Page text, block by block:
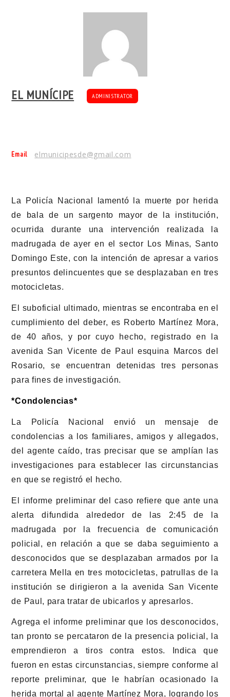
EL MUNÍCIPE ADMINISTRATOR
Email elmunicipesde@gmail.com
La Policía Nacional lamentó la muerte por herida
de bala de un sargento mayor de la institución,
ocurrida durante una intervención realizada la
madrugada de ayer en el sector Los Minas, Santo
Domingo Este, con la intención de apresar a varios
presuntos delincuentes que se desplazaban en tres
motocicletas.
El suboficial ultimado, mientras se encontraba en el
cumplimiento del deber, es Roberto Martínez Mora,
de 40 años, y por cuyo hecho, registrado en la
avenida San Vicente de Paul esquina Marcos del
Rosario, se encuentran detenidas tres personas
para fines de investigación.
*Condolencias*
La Policía Nacional envió un mensaje de
condolencias a los familiares, amigos y allegados,
del agente caído, tras precisar que se amplían las
investigaciones para establecer las circunstancias
en que se registró el hecho.
El informe preliminar del caso refiere que ante una
alerta difundida alrededor de las 2:45 de la
madrugada por la frecuencia de comunicación
policial, en relación a que se daba seguimiento a
desconocidos que se desplazaban armados por la
carretera Mella en tres motocicletas, patrullas de la
institución se dirigieron a la avenida San Vicente
de Paul, para tratar de ubicarlos y apresarlos.
Agrega el informe preliminar que los desconocidos,
tan pronto se percataron de la presencia policial, la
emprendieron a tiros contra estos. Indica que
fueron en estas circunstancias, siempre conforme al
reporte preliminar, que le habrían ocasionado la
herida mortal al agente Martínez Mora, logrando los